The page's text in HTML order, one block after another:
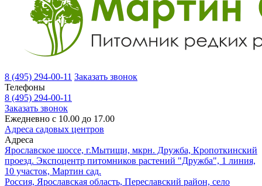
8 (495) 294-00-11 Заказать звонок
Телефоны
8 (495) 294-00-11
Заказать звонок
Ежедневно с 10.00 до 17.00
Адреса садовых центров
Адреса
Ярославское шоссе, г.Мытищи, мкрн. Дружба, Кропоткинский
проезд. Экспоцентр питомников растений "Дружба", 1 линия,
10 участок, Мартин сад.
Россия, Ярославская область, Переславский район, село